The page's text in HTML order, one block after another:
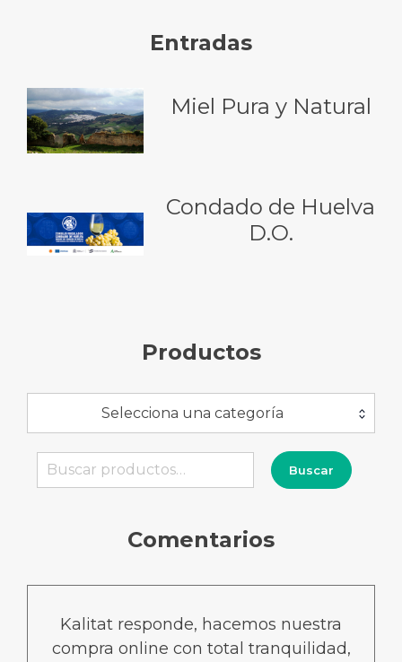
Entradas
Miel Pura y Natural
Condado de Huelva
D.O.
Productos
Selecciona una categoría
Buscar
Buscar
Comentarios
Kalitat responde, hacemos nuestra
compra online con total tranquilidad,